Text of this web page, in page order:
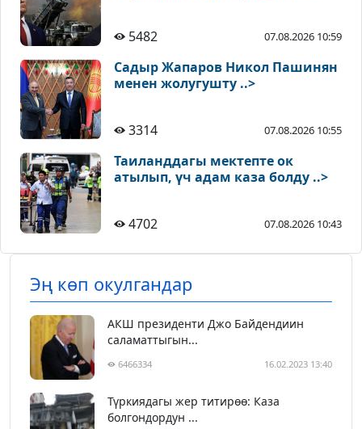
5482 07.08.2026 10:59
Садыр Жапаров Никол Пашинян
менен жолугушту ..>
3314 07.08.2026 10:55
Таиланддагы мектепте ок
атылып, үч адам каза болду ..>
4702 07.08.2026 10:43
Эң көп окулгандар
АКШ президенти Джо Байдендиин
саламаттыгын...
6466334 16.02.2023 13:40
Түркиядагы жер титирөө: Каза
болгондордун ...